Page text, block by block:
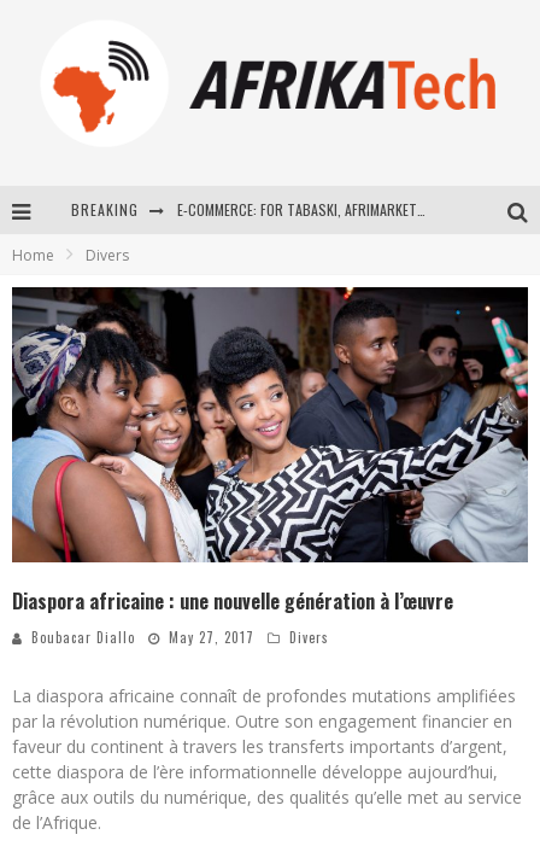
BREAKING
How Technology Has Changed Sports
Home Divers
Diaspora africaine : une nouvelle génération à l’œuvre
Boubacar Diallo May 27, 2017 Divers
La diaspora africaine connaît de profondes mutations amplifiées
par la révolution numérique. Outre son engagement financier en
faveur du continent à travers les transferts importants d’argent,
cette diaspora de l’ère informationnelle développe aujourd’hui,
grâce aux outils du numérique, des qualités qu’elle met au service
de l’Afrique.